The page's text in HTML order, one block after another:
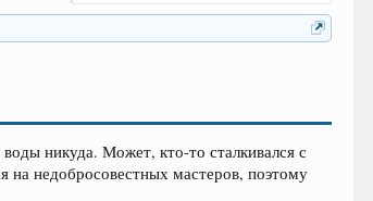
никуда. Может, кто-то сталкивался с
недобросовестных мастеров, поэтому